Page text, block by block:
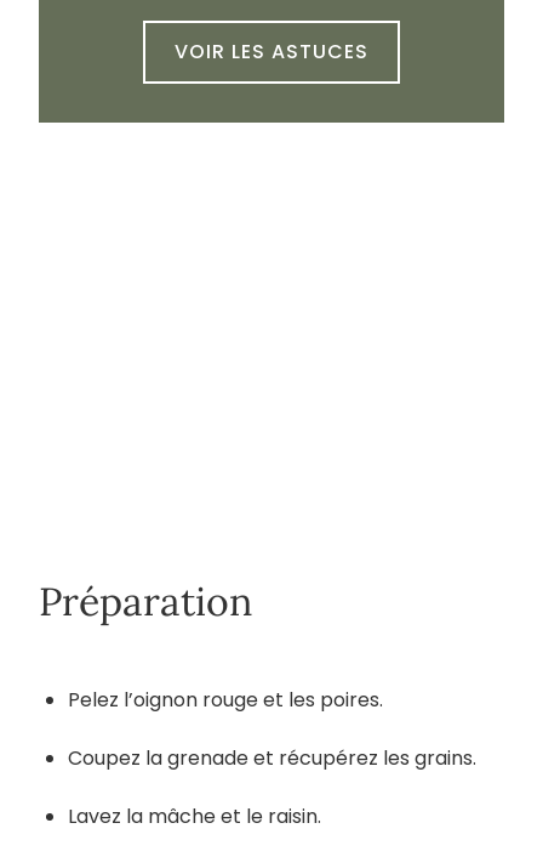
VOIR LES ASTUCES
Préparation
Pelez l’oignon rouge et les poires.
Coupez la grenade et récupérez les grains.
Lavez la mâche et le raisin.